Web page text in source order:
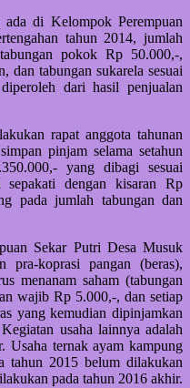
ada di Kelompok Perempuan
tahun 2014, jumlah
pokok Rp 50.000,-,
dan tabungan sukarela sesuai
dari hasil penjualan
rapat anggota tahunan
pinjam selama setahun
yang dibagi sesuai
dengan kisaran Rp
pada jumlah tabungan dan
Sekar Putri Desa Musuk
pra-koprasi pangan (beras),
menanam saham (tabungan
wajib Rp 5.000,-, dan setiap
yang kemudian dipinjamkan
usaha lainnya adalah
Usaha ternak ayam kampung
tahun 2015 belum dilakukan
pada tahun 2016 akhir.